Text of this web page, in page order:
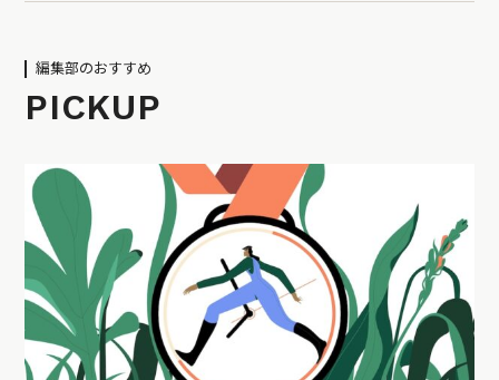
編集部のおすすめ
PICKUP